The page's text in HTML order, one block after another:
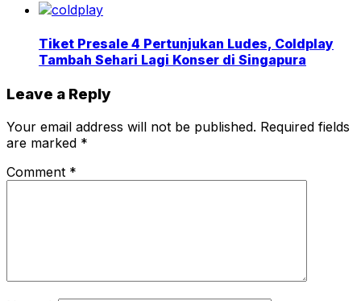
Tiket Presale 4 Pertunjukan Ludes, Coldplay
Tambah Sehari Lagi Konser di Singapura
Leave a Reply
Your email address will not be published. Required fields
are marked *
Comment *